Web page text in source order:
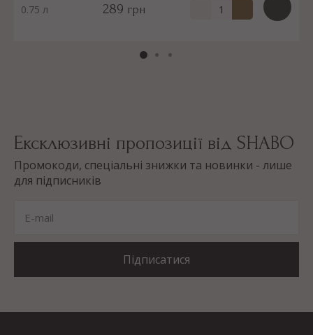
0.75 л 289 грн
Ексклюзивні пропозиції від SHABO
Промокоди, спеціальні знижки та новинки - лише
для підписників
E-mail
Підписатися